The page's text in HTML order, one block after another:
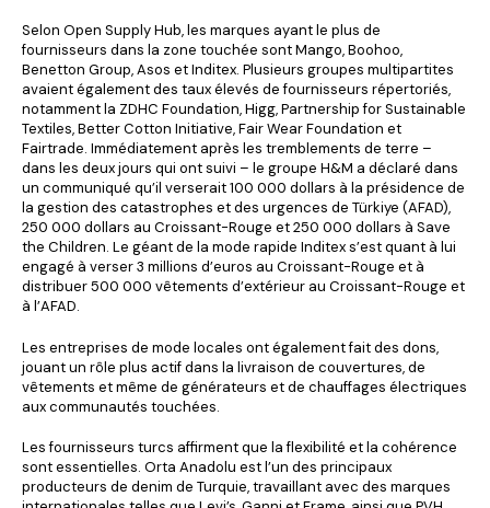
Selon Open Supply Hub, les marques ayant le plus de
fournisseurs dans la zone touchée sont Mango, Boohoo,
Benetton Group, Asos et Inditex. Plusieurs groupes multipartites
avaient également des taux élevés de fournisseurs répertoriés,
notamment la ZDHC Foundation, Higg, Partnership for Sustainable
Textiles, Better Cotton Initiative, Fair Wear Foundation et
Fairtrade. Immédiatement après les tremblements de terre –
dans les deux jours qui ont suivi – le groupe H&M a déclaré dans
un communiqué qu’il verserait 100 000 dollars à la présidence de
la gestion des catastrophes et des urgences de Türkiye (AFAD),
250 000 dollars au Croissant-Rouge et 250 000 dollars à Save
the Children. Le géant de la mode rapide Inditex s’est quant à lui
engagé à verser 3 millions d’euros au Croissant-Rouge et à
distribuer 500 000 vêtements d’extérieur au Croissant-Rouge et
à l’AFAD.
Les entreprises de mode locales ont également fait des dons,
jouant un rôle plus actif dans la livraison de couvertures, de
vêtements et même de générateurs et de chauffages électriques
aux communautés touchées.
Les fournisseurs turcs affirment que la flexibilité et la cohérence
sont essentielles. Orta Anadolu est l’un des principaux
producteurs de denim de Turquie, travaillant avec des marques